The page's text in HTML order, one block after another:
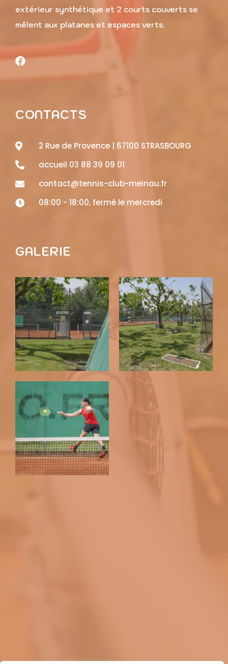
extérieur synthétique et 2 courts couverts se
mêlent aux platanes et espaces verts.
CONTACTS
2 Rue de Provence | 67100 STRASBOURG
accueil 03 88 39 09 01
contact@tennis-club-meinau.fr
08:00 - 18:00, fermé le mercredi
GALERIE